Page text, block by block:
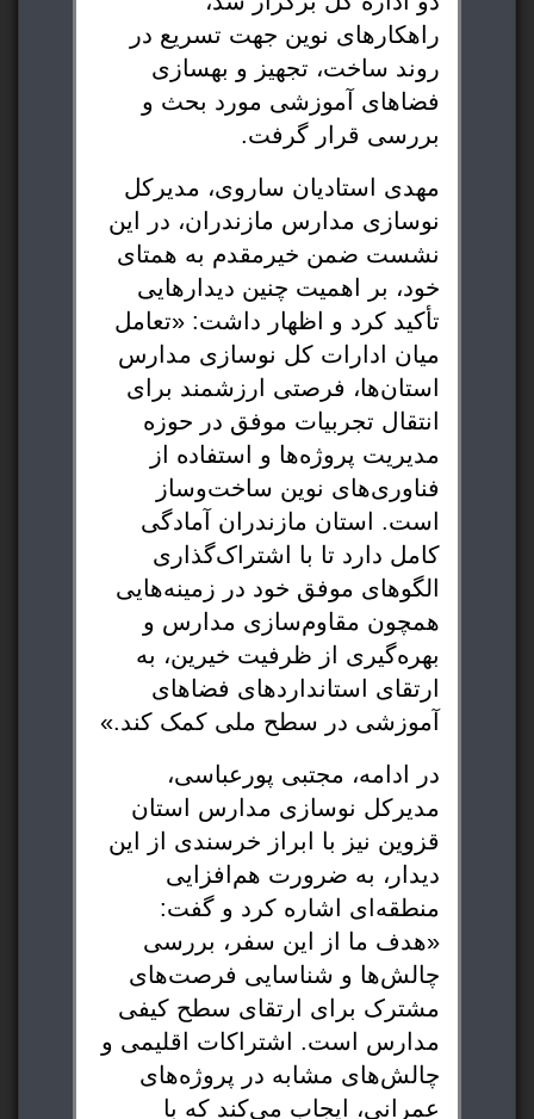
راهکارهای نوین جهت تسریع در
روند ساخت، تجهیز و بهسازی
فضاهای آموزشی مورد بحث و
بررسی قرار گرفت.
مهدی استادیان ساروی، مدیرکل
نوسازی مدارس مازندران، در این
نشست ضمن خیرمقدم به همتای
خود، بر اهمیت چنین دیدارهایی
تأکید کرد و اظهار داشت: «تعامل
میان ادارات کل نوسازی مدارس
استان‌ها، فرصتی ارزشمند برای
انتقال تجربیات موفق در حوزه
مدیریت پروژه‌ها و استفاده از
فناوری‌های نوین ساخت‌وساز
است. استان مازندران آمادگی
کامل دارد تا با اشتراک‌گذاری
الگوهای موفق خود در زمینه‌هایی
همچون مقاوم‌سازی مدارس و
بهره‌گیری از ظرفیت خیرین، به
ارتقای استانداردهای فضاهای
آموزشی در سطح ملی کمک کند.»
در ادامه، مجتبی پورعباسی،
مدیرکل نوسازی مدارس استان
قزوین نیز با ابراز خرسندی از این
دیدار، به ضرورت هم‌افزایی
منطقه‌ای اشاره کرد و گفت:
«هدف ما از این سفر، بررسی
چالش‌ها و شناسایی فرصت‌های
مشترک برای ارتقای سطح کیفی
مدارس است. اشتراکات اقلیمی و
چالش‌های مشابه در پروژه‌های
عمرانی، ایجاب می‌کند که با